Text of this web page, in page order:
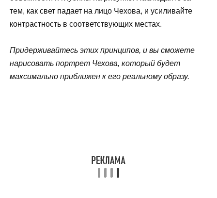
тем, как свет падает на лицо Чехова, и усиливайте
контрастность в соответствующих местах.
Придерживайтесь этих принципов, и вы сможете
нарисовать портрет Чехова, который будет
максимально приближен к его реальному образу.